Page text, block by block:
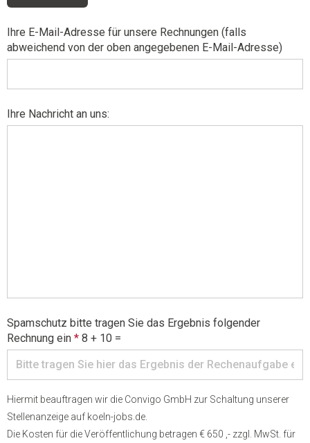
Ihre E-Mail-Adresse für unsere Rechnungen (falls
abweichend von der oben angegebenen E-Mail-Adresse)
Ihre Nachricht an uns:
Spamschutz bitte tragen Sie das Ergebnis folgender
Rechnung ein * 8 + 10 =
Hiermit beauftragen wir die Convigo GmbH zur Schaltung unserer
Stellenanzeige auf koeln-jobs.de.
Die Kosten für die Veröffentlichung betragen € 650 ,- zzgl. MwSt. für